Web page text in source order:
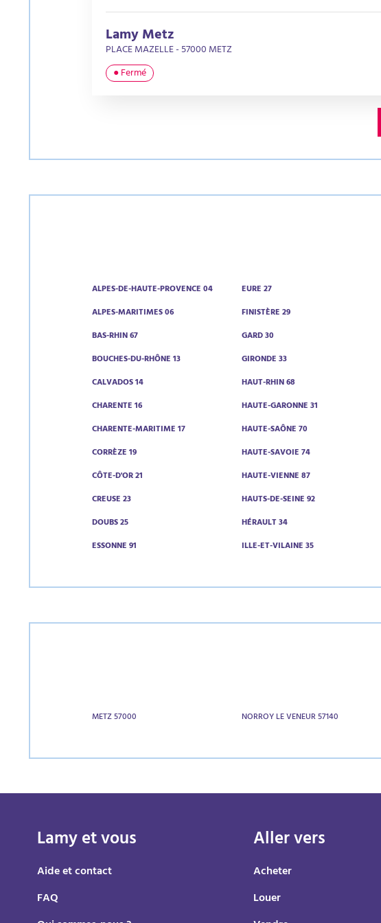
Lamy Metz
PLACE MAZELLE - 57000 METZ
● Fermé
ALPES-DE-HAUTE-PROVENCE 04
ALPES-MARITIMES 06
BAS-RHIN 67
BOUCHES-DU-RHÔNE 13
CALVADOS 14
CHARENTE 16
CHARENTE-MARITIME 17
CORRÈZE 19
CÔTE-D'OR 21
CREUSE 23
DOUBS 25
ESSONNE 91
EURE 27
FINISTÈRE 29
GARD 30
GIRONDE 33
HAUT-RHIN 68
HAUTE-GARONNE 31
HAUTE-SAÔNE 70
HAUTE-SAVOIE 74
HAUTE-VIENNE 87
HAUTS-DE-SEINE 92
HÉRAULT 34
ILLE-ET-VILAINE 35
METZ 57000 NORROY LE VENEUR 57140
Lamy et vous
Aide et contact
FAQ
Aller vers
Acheter
Louer